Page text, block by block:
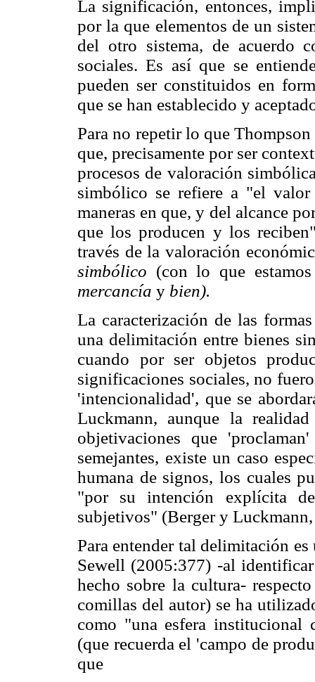
La significación, entonces,
por la que elementos de un
del otro sistema, de acuerdo
sociales. Es así que se
pueden ser constituidos en
que se han establecido y
Para no repetir lo que
que, precisamente por ser
procesos de valoración
simbólico se refiere a "el
maneras en que, y del alcance
que los producen y los
través de la valoración
simbólico (con lo que
mercancía y bien).
La caracterización de las
una delimitación entre bienes
cuando por ser objetos
significaciones sociales, no
'intencionalidad', que se
Luckmann, aunque la
objetivaciones que
semejantes, existe un caso
humana de signos, los cuales
"por su intención explícita
subjetivos" (Berger y
Para entender tal delimitación
Sewell (2005:377) -al
hecho sobre la cultura-
comillas del autor) se ha
como "una esfera institucional
(que recuerda el 'campo de
que